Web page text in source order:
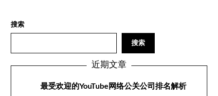
搜索
搜索
近期文章
最受欢迎的YouTube网络公关公司排名解析